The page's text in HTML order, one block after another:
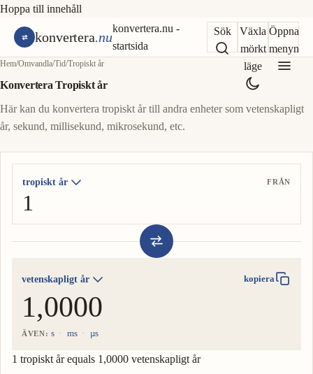
Hoppa till innehåll
konvertera.nu
konvertera.nu -
startsida
Sök
Växla
mörkt
läge
Öppna
menyn
Hem/Omvandla/Tid/Tropiskt år
Konvertera Tropiskt år
Här kan du konvertera tropiskt år till andra enheter som vetenskapligt
år, sekund, millisekund, mikrosekund, etc.
tropiskt år FRÅN
vetenskapligt år kopiera
ÄVEN: s ms µs
1 tropiskt år equals 1,0000 vetenskapligt år